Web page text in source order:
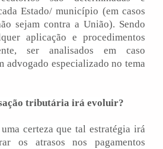
Estado/ município (em casos
sejam contra a União). Sendo
aplicação e procedimentos
ser analisados em caso
advogado especializado no tema
tributária irá evoluir?
certeza que tal estratégia irá
os atrasos nos pagamentos